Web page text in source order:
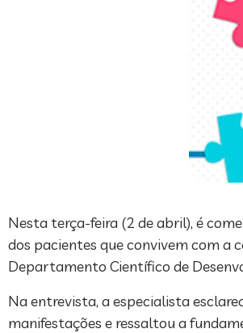
Nesta terça-feira (2 de abril), é
dos pacientes que convivem com a
Departamento Científico de
Na entrevista, a especialista
manifestações e ressaltou a